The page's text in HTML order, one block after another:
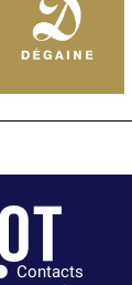
Contacts